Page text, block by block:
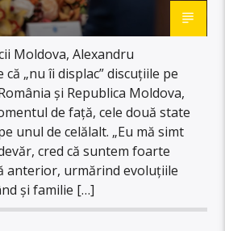
Moldova, Alexandru
„nu îi displac” discuțiile pe
și Republica Moldova,
de față, cele două state
unul de celălalt. „Eu mă simt
cred că suntem foarte
anterior, urmărind evoluțiile
și familie […]